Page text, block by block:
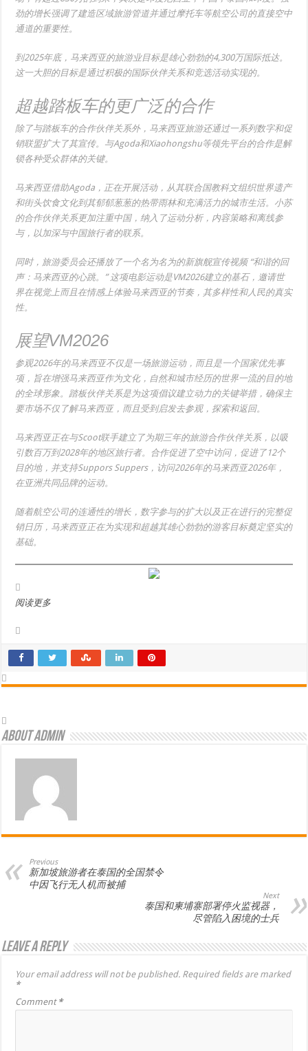
劲的增长强调了建造区域旅游管道并通过摩托车等航空公司的直接空中
通道的重要性。
到2025年底，马来西亚的旅游业目标是雄心勃勃的4,300万国际抵达。
这一大胆的目标是通过积极的国际伙伴关系和竞选活动实现的。
超越踏板车的更广泛的合作
除了与踏板车的合作伙伴关系外，马来西亚旅游还通过一系列数字和促
销联盟扩大了其宣传。与Agoda和Xiaohongshu等领先平台的合作是解
锁各种受众群体的关键。
马来西亚借助Agoda，正在开展活动，从其联合国教科文组织世界遗产
和街头饮食文化到其郁郁葱葱的热带雨林和充满活力的城市生活。小苏
的合作伙伴关系更加注重中国，纳入了运动分析，内容策略和离线参
与，以加深与中国旅行者的联系。
同时，旅游委员会还播放了一个名为名为的新旗舰宣传视频 “和谐的回
声：马来西亚的心跳。”这项电影运动是VM2026建立的基石，邀请世
界在视觉上而且在情感上体验马来西亚的节奏，其多样性和人民的真实
性。
展望VM2026
参观2026年的马来西亚不仅是一场旅游运动，而且是一个国家优先事
项，旨在增强马来西亚作为文化，自然和城市经历的世界一流的目的地
的全球形象。踏板伙伴关系是为这项倡议建立动力的关键举措，确保主
要市场不仅了解马来西亚，而且受到启发去参观，探索和返回。
马来西亚正在与Scoot联手建立了为期三年的旅游合作伙伴关系，以吸
引数百万到2028年的地区旅行者。合作促进了空中访问，促进了12个
目的地，并支持Suppors Suppers，访问2026年的马来西亚2026年，
在亚洲共同品牌的运动。
随着航空公司的连通性的增长，数字参与的扩大以及正在进行的完整促
销日历，马来西亚正在为实现和超越其雄心勃勃的游客目标奠定坚实的
基础。
阅读更多
About admin
Previous
新加坡旅游者在泰国的全国禁令
中因飞行无人机而被捕
Next
泰国和柬埔寨部署停火监视器，
尽管陷入困境的士兵
Leave a Reply
Your email address will not be published. Required fields are marked
*
Comment *